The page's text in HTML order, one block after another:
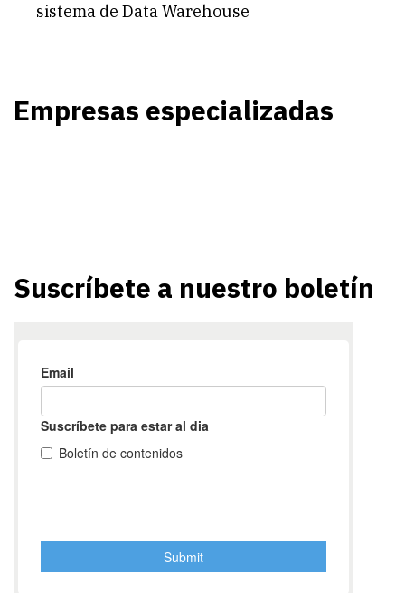
sistema de Data Warehouse
Empresas especializadas
Suscríbete a nuestro boletín